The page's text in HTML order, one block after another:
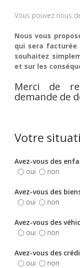
Vous pouvez nous
Nous vous
qui sera facturée
souhaitez
et sur les
Merci de
demande de
Votre
Avez-vous des
oui
non
Avez-vous des
oui
non
Avez-vous des
oui
non
Avez-vous des
oui
non